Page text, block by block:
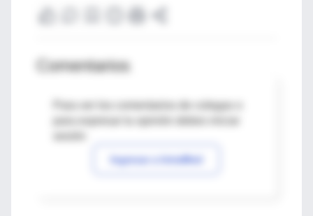
Comentarios
Para ver los comentarios de colegas o
Ingresar a IntraMed